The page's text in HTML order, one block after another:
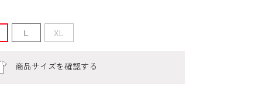
L XL
商品サイズを確認する